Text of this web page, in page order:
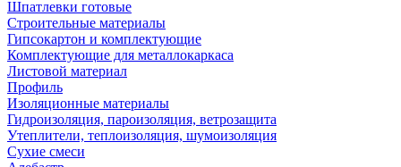
Шпатлевки готовые
Строительные материалы
Гипсокартон и комплектующие
Комплектующие для металлокаркаса
Листовой материал
Профиль
Изоляционные материалы
Гидроизоляция, пароизоляция, ветрозащита
Утеплители, теплоизоляция, шумоизоляция
Сухие смеси